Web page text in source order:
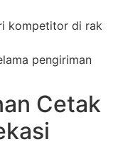
kompetitor di rak
pengiriman
Cetak